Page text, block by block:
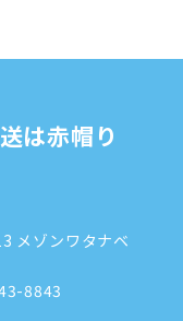
は赤帽り
メゾンワタナベ
8843